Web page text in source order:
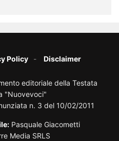
Policy Disclaimer
editoriale della Testata
"Nuovevoci"
n. 3 del 10/02/2011
Pasquale Giacometti
Media SRLS